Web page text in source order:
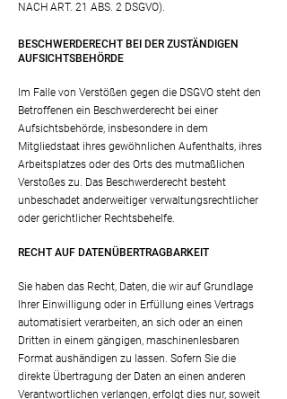
NACH ART. 21 ABS. 2 DSGVO).
BESCHWERDE­RECHT BEI DER ZUSTÄNDIGEN
AUFSICHTS­BEHÖRDE
Im Falle von Verstößen gegen die DSGVO steht den
Betroffenen ein Beschwerderecht bei einer
Aufsichtsbehörde, insbesondere in dem
Mitgliedstaat ihres gewöhnlichen Aufenthalts, ihres
Arbeitsplatzes oder des Orts des mutmaßlichen
Verstoßes zu. Das Beschwerderecht besteht
unbeschadet anderweitiger verwaltungsrechtlicher
oder gerichtlicher Rechtsbehelfe.
RECHT AUF DATEN­ÜBERTRAG­BARKEIT
Sie haben das Recht, Daten, die wir auf Grundlage
Ihrer Einwilligung oder in Erfüllung eines Vertrags
automatisiert verarbeiten, an sich oder an einen
Dritten in einem gängigen, maschinenlesbaren
Format aushändigen zu lassen. Sofern Sie die
direkte Übertragung der Daten an einen anderen
Verantwortlichen verlangen, erfolgt dies nur, soweit